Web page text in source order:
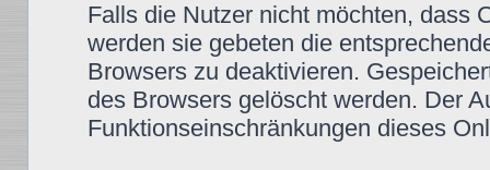
Falls die Nutzer nicht möchten, dass
werden sie gebeten die
Browsers zu deaktivieren.
des Browsers gelöscht werden. Der
Funktionseinschränkungen dieses